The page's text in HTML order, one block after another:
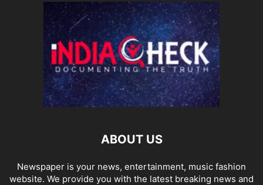
ABOUT US
Newspaper is your news, entertainment, music fashion
website. We provide you with the latest breaking news and